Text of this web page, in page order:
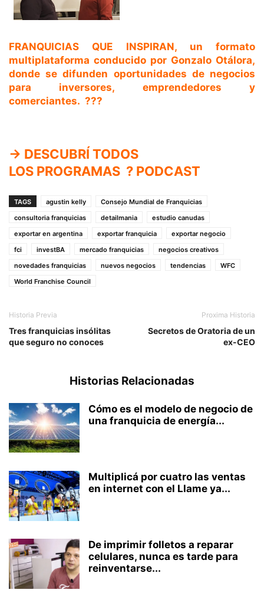
FRANQUICIAS QUE INSPIRAN, un formato
multiplataforma conducido por Gonzalo Otálora,
donde se difunden oportunidades de negocios
para inversores, emprendedores y
comerciantes. ??️?
→ DESCUBRÍ TODOS
LOS PROGRAMAS ? PODCAST
TAGS agustin kelly
Consejo Mundial de Franquicias
consultoria franquicias
detailmania
estudio canudas
exportar en argentina
exportar franquicia
exportar negocio
fci
investBA mercado franquicias
negocios creativos
novedades franquicias
nuevos negocios tendencias
WFC
World Franchise Council
Historia Previa
Tres franquicias insólitas
que seguro no conoces
Proxima Historia
Secretos de Oratoria de un
ex-CEO
Historias Relacionadas
Cómo es el modelo de negocio de
una franquicia de energía...
Multiplicá por cuatro las ventas
en internet con el Llame ya...
De imprimir folletos a reparar
celulares, nunca es tarde para
reinventarse...